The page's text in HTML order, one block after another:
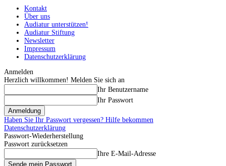
Kontakt
Über uns
Audiatur unterstützen!
Audiatur Stiftung
Newsletter
Impressum
Datenschutzerklärung
Anmelden
Herzlich willkommen! Melden Sie sich an
Ihr Benutzername
Ihr Passwort
Haben Sie Ihr Passwort vergessen? Hilfe bekommen
Datenschutzerklärung
Passwort-Wiederherstellung
Passwort zurücksetzen
Ihre E-Mail-Adresse